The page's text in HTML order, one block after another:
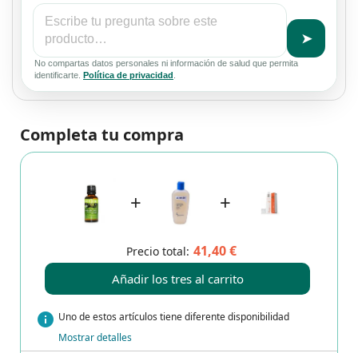
➤
No compartas datos personales ni información de salud que permita
identificarte.
Política de privacidad
Completa tu compra
+ +
Precio total: 41,40 €
Añadir los tres al carrito
info Uno de estos artículos tiene diferente disponibilidad
Mostrar detalles